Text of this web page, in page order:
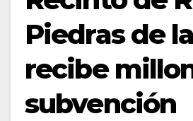
Piedras de
recibe
subvención